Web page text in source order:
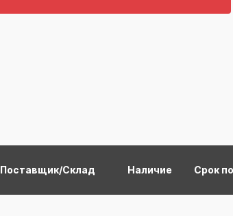
Поставщик/Склад Наличие Срок